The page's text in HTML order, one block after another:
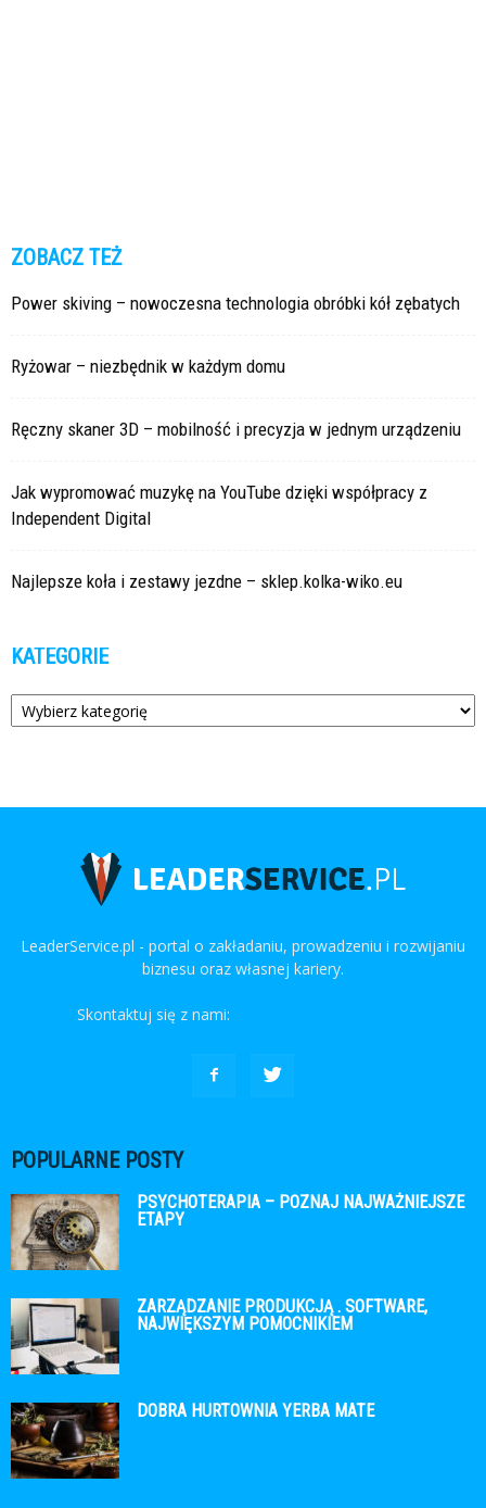
ZOBACZ TEŻ
Power skiving – nowoczesna technologia obróbki kół zębatych
Ryżowar – niezbędnik w każdym domu
Ręczny skaner 3D – mobilność i precyzja w jednym urządzeniu
Jak wypromować muzykę na YouTube dzięki współpracy z
Independent Digital
Najlepsze koła i zestawy jezdne – sklep.kolka-wiko.eu
KATEGORIE
Kategorie
LeaderService.pl - portal o zakładaniu, prowadzeniu i rozwijaniu
biznesu oraz własnej kariery.
Skontaktuj się z nami:
POPULARNE POSTY
PSYCHOTERAPIA – POZNAJ NAJWAŻNIEJSZE
ETAPY
ZARZĄDZANIE PRODUKCJĄ . SOFTWARE,
NAJWIĘKSZYM POMOCNIKIEM
DOBRA HURTOWNIA YERBA MATE